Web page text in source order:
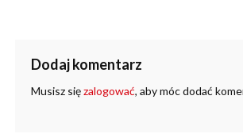
Dodaj komentarz
Musisz sięzalogować, aby móc dodać